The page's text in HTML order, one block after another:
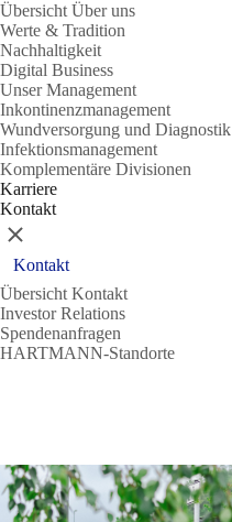
Übersicht Über uns
Werte & Tradition
Nachhaltigkeit
Digital Business
Unser Management
Inkontinenzmanagement
Wundversorgung und Diagnostik
Infektionsmanagement
Komplementäre Divisionen
Karriere
Kontakt
Schließen
Kontakt
Übersicht Kontakt
Investor Relations
Spendenanfragen
HARTMANN-Standorte